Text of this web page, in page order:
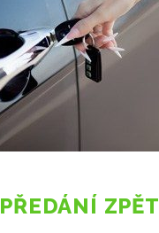
PŘEDÁNÍ ZPĚT